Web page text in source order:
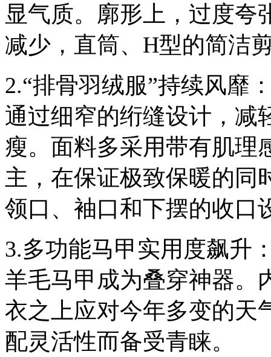
显气质。廓形上，过度夸
减少，直筒、H型的简洁
2.“排骨羽绒服”持续风靡
通过细窄的绗缝设计，减
瘦。面料多采用带有肌理
主，在保证极致保暖的同
领口、袖口和下摆的收口
3.多功能马甲实用度飙升
羊毛马甲成为叠穿神器。
衣之上应对今年多变的天
配灵活性而备受青睐。